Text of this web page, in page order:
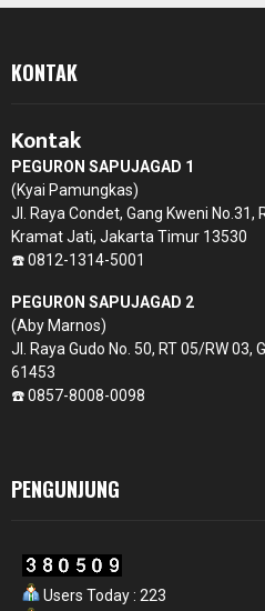
KONTAK
Kontak
PEGURON SAPUJAGAD 1
(Kyai Pamungkas)
Jl. Raya Condet, Gang Kweni No.31,
Kramat Jati, Jakarta Timur 13530
☎️ 0812-1314-5001
PEGURON SAPUJAGAD 2
(Aby Marnos)
Jl. Raya Gudo No. 50, RT 05/RW
61453
☎️ 0857-8008-0098
PENGUNJUNG
Users Today : 223